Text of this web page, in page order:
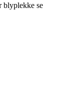
blyplekke se